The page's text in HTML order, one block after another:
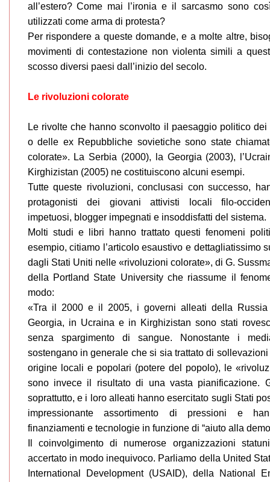
all’estero? Come mai l’ironia e il sarcasmo sono
utilizzati come arma di protesta?
Per rispondere a queste domande, e a molte altre,
movimenti di contestazione non violenta simili a
scosso diversi paesi dall’inizio del secolo.
Le rivoluzioni colorate
Le rivolte che hanno sconvolto il paesaggio politico dei
o delle ex Repubbliche sovietiche sono state
colorate». La Serbia (2000), la Georgia (2003),
Kirghizistan (2005) ne costituiscono alcuni esempi.
Tutte queste rivoluzioni, conclusasi con successo,
protagonisti dei giovani attivisti locali filo-
impetuosi, blogger impegnati e insoddisfatti del sistema.
Molti studi e libri hanno trattato questi fenomeni
esempio, citiamo l’articolo esaustivo e dettagliatissimo
dagli Stati Uniti nelle «rivoluzioni colorate», di G.
della Portland State University che riassume il
modo:
«Tra il 2000 e il 2005, i governi alleati della
Georgia, in Ucraina e in Kirghizistan sono stati
senza spargimento di sangue. Nonostante i
sostengano in generale che si sia trattato di
origine locali e popolari (potere del popolo), le
sono invece il risultato di una vasta pianificazione.
soprattutto, e i loro alleati hanno esercitato sugli Stati
impressionante assortimento di pressioni e
finanziamenti e tecnologie in funzione di “aiuto alla
Il coinvolgimento di numerose organizzazioni
accertato in modo inequivoco. Parliamo della United
International Development (USAID), della National